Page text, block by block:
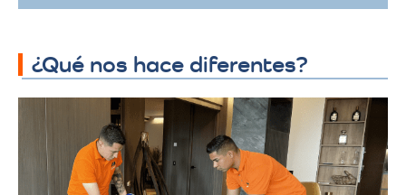
¿Qué nos hace diferentes?